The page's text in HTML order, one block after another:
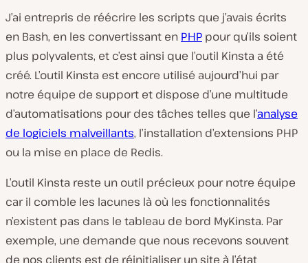
J’ai entrepris de réécrire les scripts que j’avais écrits
en Bash, en les convertissant en PHP pour qu’ils soient
plus polyvalents, et c’est ainsi que l’outil Kinsta a été
créé. L’outil Kinsta est encore utilisé aujourd’hui par
notre équipe de support et dispose d’une multitude
d’automatisations pour des tâches telles que l’analyse
de logiciels malveillants, l’installation d’extensions PHP
ou la mise en place de Redis.
L’outil Kinsta reste un outil précieux pour notre équipe
car il comble les lacunes là où les fonctionnalités
n’existent pas dans le tableau de bord MyKinsta. Par
exemple, une demande que nous recevons souvent
de nos clients est de réinitialiser un site à l’état